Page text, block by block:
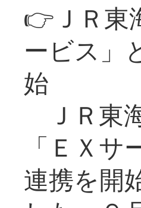
👉ＪＲ東
ービス」
始
ＪＲ東
「ＥＸ
連携を開